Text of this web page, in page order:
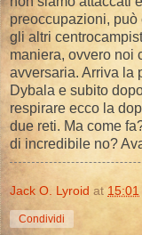
preoccupazioni,
gli altri
maniera, ovvero noi
avversaria. Arriva la
Dybala e subito
respirare ecco la
due reti. Ma come
di incredibile no?
Jack O. Lyroid at15:01
Condividi